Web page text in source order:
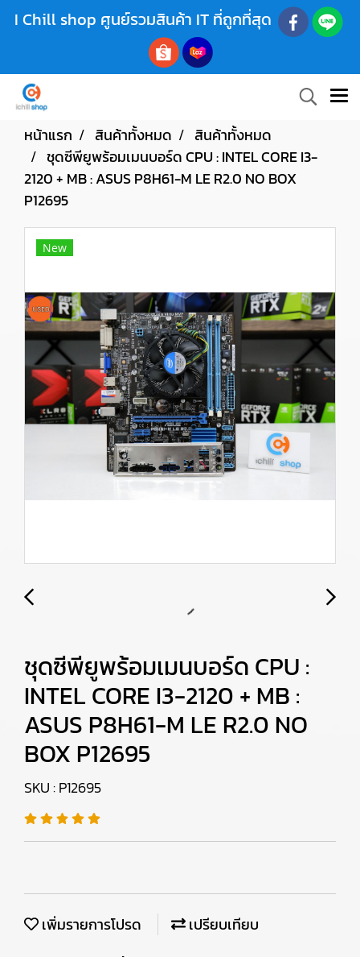
I Chill shop ศูนย์รวมสินค้า IT ที่ถูกที่สุด
หน้าแรก สินค้าทั้งหมด
สินค้าทั้งหมด
ชุดซีพียูพร้อมเมนบอร์ด CPU : INTEL CORE I3-
2120 + MB : ASUS P8H61-M LE R2.0 NO BOX
P12695
New
ชุดซีพียูพร้อมเมนบอร์ด CPU :
INTEL CORE I3-2120 + MB :
ASUS P8H61-M LE R2.0 NO
BOX P12695
SKU : P12695
เพิ่มรายการโปรด
เปรียบเทียบ